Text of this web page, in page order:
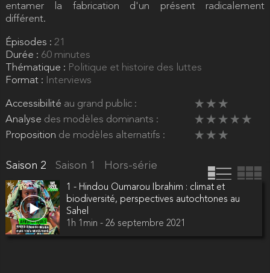
entamer la fabrication d'un présent radicalement
différent.
Épisodes : 21
Durée : 60 minutes
Thématique : Politique et histoire des luttes
Format :
Interviews
Accessibilité au grand public :
Analyse des modèles dominants :
Proposition de modèles alternatifs :
Saison 2 Saison 1 Hors-série
1 - Hindou Oumarou Ibrahim : climat et
biodiversité, perspectives autochtones au
Sahel
1h 1min - 26 septembre 2021